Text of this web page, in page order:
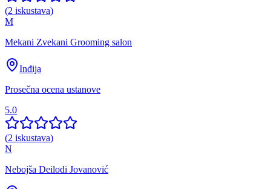
(2 iskustava)
M
Mekani Zvekani Grooming salon
Inđija
Prosečna ocena ustanove
5.0
(2 iskustava)
N
Nebojša Deilodi Jovanović